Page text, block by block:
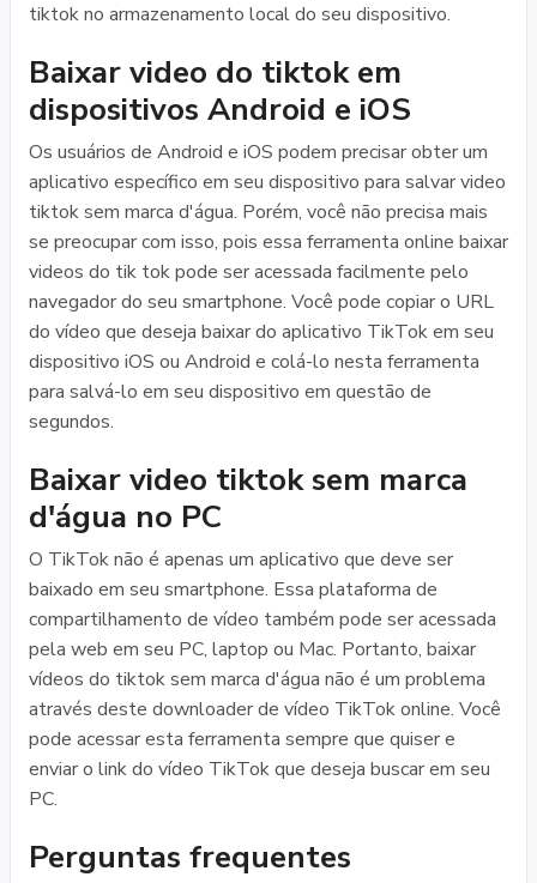
tiktok no armazenamento local do seu dispositivo.
Baixar video do tiktok em
dispositivos Android e iOS
Os usuários de Android e iOS podem precisar obter um
aplicativo específico em seu dispositivo para salvar video
tiktok sem marca d'água. Porém, você não precisa mais
se preocupar com isso, pois essa ferramenta online baixar
videos do tik tok pode ser acessada facilmente pelo
navegador do seu smartphone. Você pode copiar o URL
do vídeo que deseja baixar do aplicativo TikTok em seu
dispositivo iOS ou Android e colá-lo nesta ferramenta
para salvá-lo em seu dispositivo em questão de
segundos.
Baixar video tiktok sem marca
d'água no PC
O TikTok não é apenas um aplicativo que deve ser
baixado em seu smartphone. Essa plataforma de
compartilhamento de vídeo também pode ser acessada
pela web em seu PC, laptop ou Mac. Portanto, baixar
vídeos do tiktok sem marca d'água não é um problema
através deste downloader de vídeo TikTok online. Você
pode acessar esta ferramenta sempre que quiser e
enviar o link do vídeo TikTok que deseja buscar em seu
PC.
Perguntas frequentes